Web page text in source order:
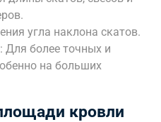
угла наклона скатов.
Для более точных и
на больших
кровли